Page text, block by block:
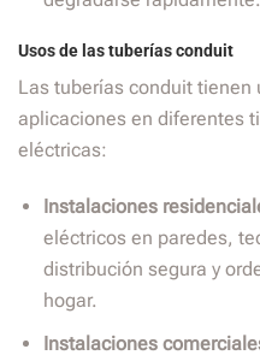
Usos de las tuberías conduit
Las tuberías conduit tienen
aplicaciones en diferentes
eléctricas:
Instalaciones
eléctricos en paredes,
distribución segura y
hogar.
Instalaciones